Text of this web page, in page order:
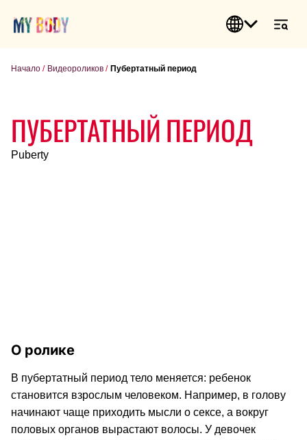
Начало Видеороликов Пубертатный период
ПУБЕРТАТНЫЙ ПЕРИОД
Puberty
О ролике
В пубертатный период тело меняется: ребенок
становится взрослым человеком. Например, в голову
начинают чаще приходить мысли о сексе, а вокруг
половых органов вырастают волосы. У девочек